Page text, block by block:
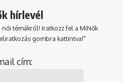
hírlevél
témákról! Iratkozz fel a MiNők
gombra kattintva!"
cím: